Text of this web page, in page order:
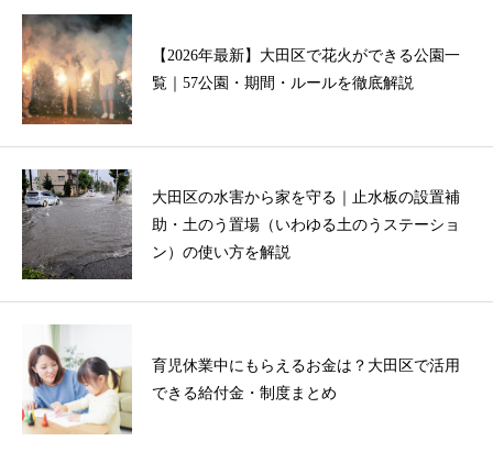
【2026年最新】大田区で花火ができる公園一
覧｜57公園・期間・ルールを徹底解説
大田区の水害から家を守る｜止水板の設置補
助・土のう置場（いわゆる土のうステーショ
ン）の使い方を解説
育児休業中にもらえるお金は？大田区で活用
できる給付金・制度まとめ